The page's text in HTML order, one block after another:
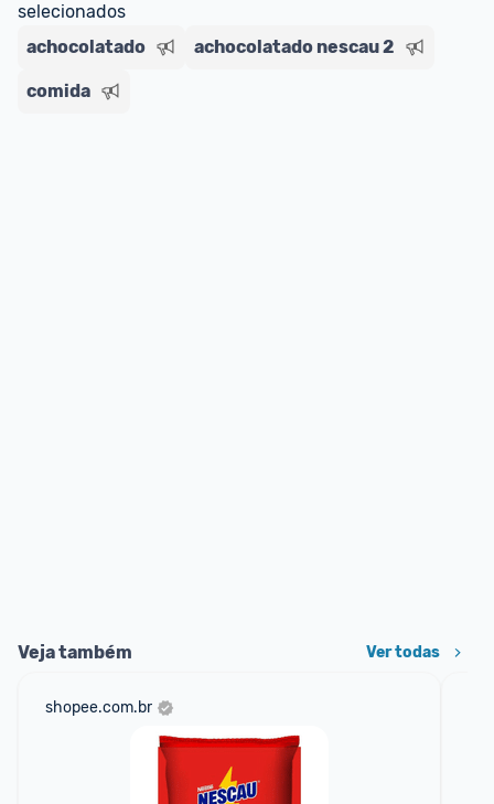
selecionados
achocolatado
achocolatado nescau 2
comida
Veja também Ver todas
shopee.com.br